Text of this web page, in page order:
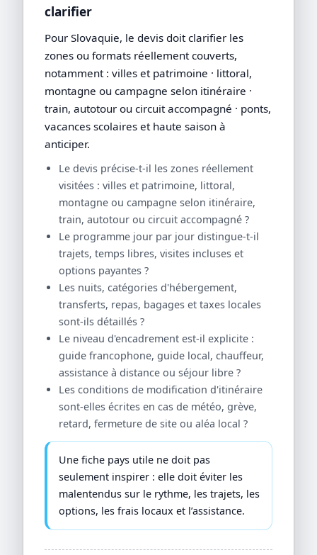
clarifier
Pour Slovaquie, le devis doit clarifier les
zones ou formats réellement couverts,
notamment : villes et patrimoine · littoral,
montagne ou campagne selon itinéraire ·
train, autotour ou circuit accompagné · ponts,
vacances scolaires et haute saison à
anticiper.
Le devis précise-t-il les zones réellement
visitées : villes et patrimoine, littoral,
montagne ou campagne selon itinéraire,
train, autotour ou circuit accompagné ?
Le programme jour par jour distingue-t-il
trajets, temps libres, visites incluses et
options payantes ?
Les nuits, catégories d'hébergement,
transferts, repas, bagages et taxes locales
sont-ils détaillés ?
Le niveau d'encadrement est-il explicite :
guide francophone, guide local, chauffeur,
assistance à distance ou séjour libre ?
Les conditions de modification d'itinéraire
sont-elles écrites en cas de météo, grève,
retard, fermeture de site ou aléa local ?
Une fiche pays utile ne doit pas
seulement inspirer : elle doit éviter les
malentendus sur le rythme, les trajets, les
options, les frais locaux et l’assistance.